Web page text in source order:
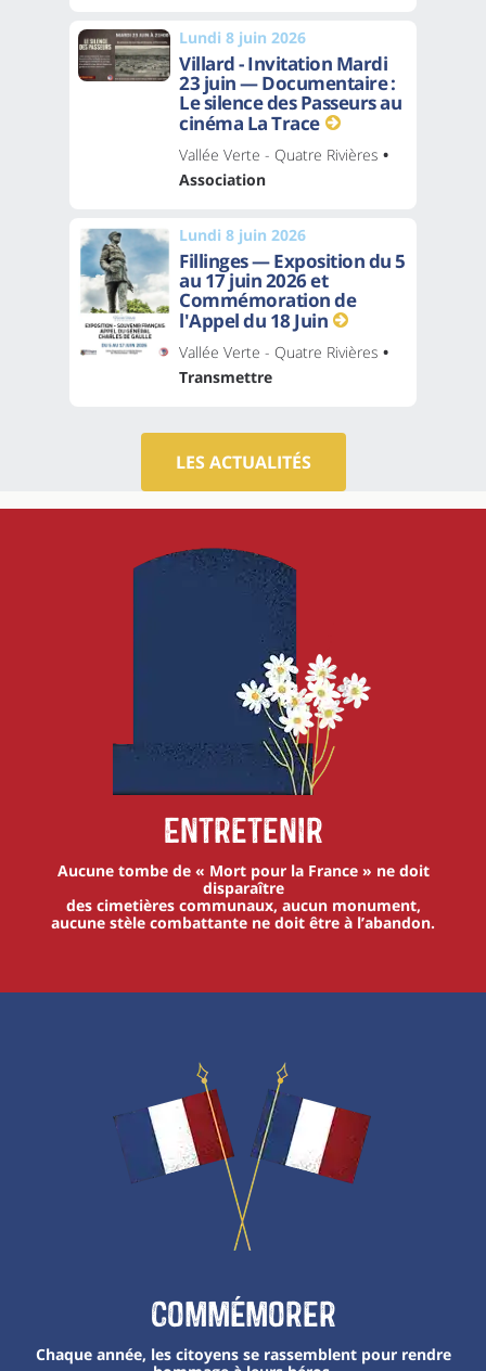
Lundi 8 juin 2026
Villard - Invitation Mardi
23 juin — Documentaire :
Le silence des Passeurs au
cinéma La Trace
Vallée Verte - Quatre Rivières •
Association
Lundi 8 juin 2026
Fillinges — Exposition du 5
au 17 juin 2026 et
Commémoration de
l'Appel du 18 Juin
Vallée Verte - Quatre Rivières •
Transmettre
LES ACTUALITÉS
Entretenir
Aucune tombe de « Mort pour la France » ne doit
disparaître
des cimetières communaux, aucun monument,
aucune stèle combattante ne doit être à l’abandon.
Commémorer
Chaque année, les citoyens se rassemblent pour rendre